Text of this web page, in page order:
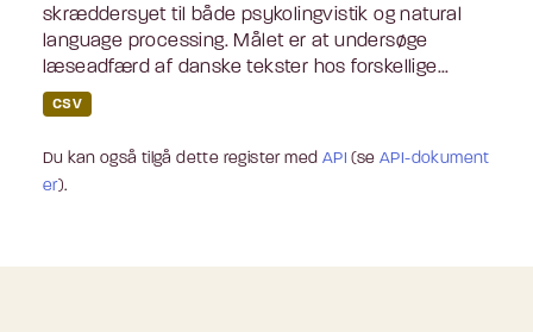
skræddersyet til både psykolingvistik og natural
language processing. Målet er at undersøge
læseadfærd af danske tekster hos forskellige...
CSV
Du kan også tilgå dette register med API (seAPI-dokument
er).